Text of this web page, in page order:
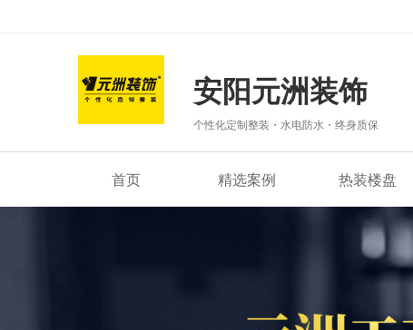
安阳元洲装饰
个性化定制整装・水电防水・终身质保
首页 精选案例 热装楼盘